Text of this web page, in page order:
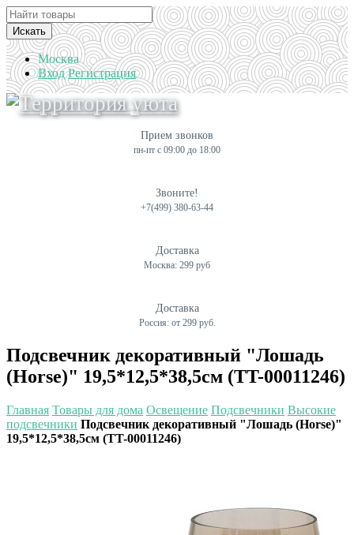
Искать
Москва
Вход Регистрация
Прием звонков
пн-пт с 09:00 до 18:00
Звоните!
+7(499) 380-63-44
Доставка
Москва: 299 руб
Доставка
Россия: от 299 руб.
Подсвечник декоративный "Лошадь
(Horse)" 19,5*12,5*38,5см (TT-00011246)
Главная Товары для дома Освещение Подсвечники Высокие
подсвечники Подсвечник декоративный "Лошадь (Horse)"
19,5*12,5*38,5см (TT-00011246)